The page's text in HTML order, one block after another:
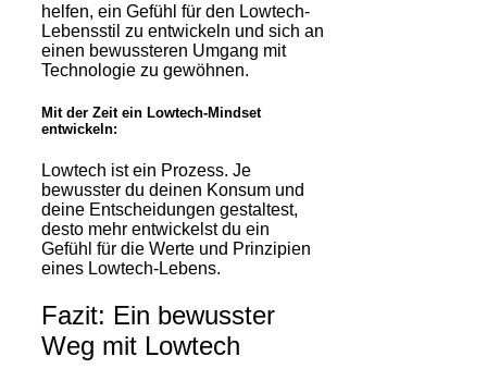
helfen, ein Gefühl für den Lowtech-
Lebensstil zu entwickeln und sich an
einen bewussteren Umgang mit
Technologie zu gewöhnen.
Mit der Zeit ein Lowtech-Mindset
entwickeln:
Lowtech ist ein Prozess. Je
bewusster du deinen Konsum und
deine Entscheidungen gestaltest,
desto mehr entwickelst du ein
Gefühl für die Werte und Prinzipien
eines Lowtech-Lebens.
Fazit: Ein bewusster
Weg mit Lowtech